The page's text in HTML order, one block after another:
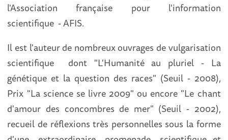
l'Association française pour l'information
scientifique - AFIS.
Il est l'auteur de nombreux ouvrages de vulgarisation
scientifique dont "L'Humanité au pluriel - La
génétique et la question des races" (Seuil - 2008),
Prix "La science se livre 2009" ou encore "Le chant
d'amour des concombres de mer" (Seuil - 2002),
recueil de réflexions très personnelles sous la forme